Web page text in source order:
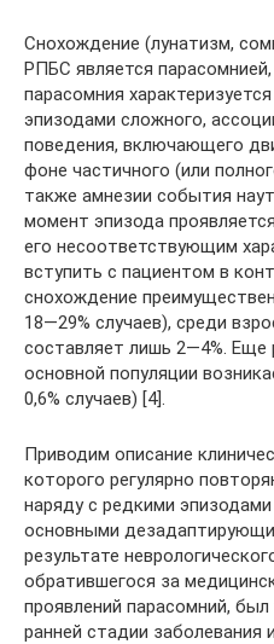
Снохождение (лунатизм,
РПБС является
парасомния
эпизодами сложного,
поведения, включающего
фоне частичного (или
также амнезии события
момент эпизода
его несоответствующим
вступить с пациентом в
снохождение
18—29% случаев), среди
составляет лишь 2—4%. Еще
основной популяции
0,6% случаев) [4].
Приводим описание
которого регулярно
наряду с редкими
основными
результате
обратившегося за
проявлений парасомний,
ранней стадии заболевания